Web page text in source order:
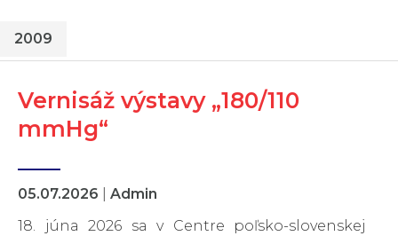
2009
Vernisáž výstavy „180/110
mmHg“
05.07.2026
Admin
18. júna 2026 sa v Centre poľsko-slovenskej